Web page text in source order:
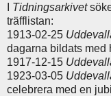
Tidningsarkivet
träfflistan:
1913-02-25
dagarna bildats med
1917-12-15
1923-03-05
celebrera med en